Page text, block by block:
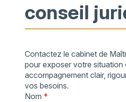
conseil
Contactez le cabinet de
pour exposer votre situation
accompagnement clair,
vos besoins.
Nom *